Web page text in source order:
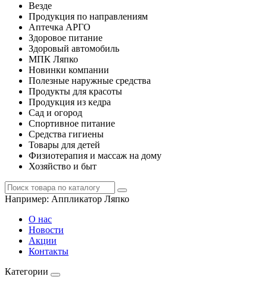
Везде
Продукция по направлениям
Аптечка АРГО
Здоровое питание
Здоровый автомобиль
МПК Ляпко
Новинки компании
Полезные наружные средства
Продукты для красоты
Продукция из кедра
Сад и огород
Спортивное питание
Средства гигиены
Товары для детей
Физиотерапия и массаж на дому
Хозяйство и быт
Например: Аппликатор Ляпко
О нас
Новости
Акции
Контакты
Категории